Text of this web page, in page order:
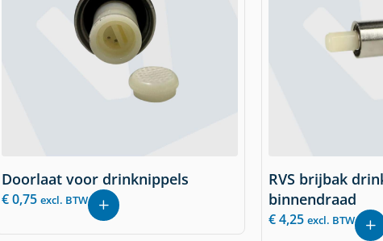
Doorlaat voor drinknippels
€0,75 excl. BTW
RVS brijbak
binnendraad
€4,25 excl. BTW